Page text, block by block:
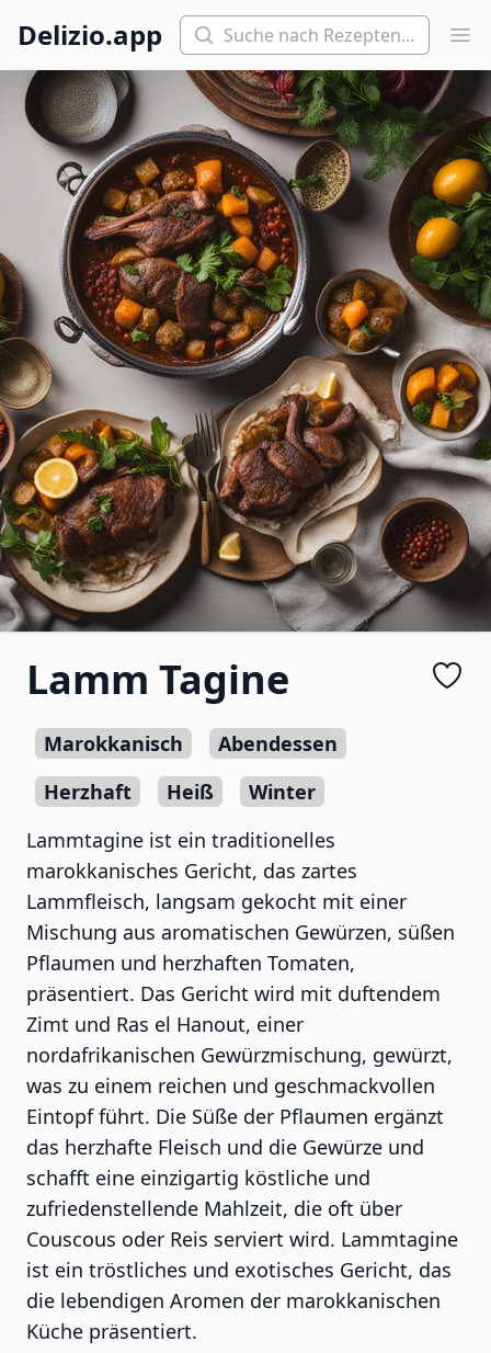
Delizio.app Suchen
Lamm Tagine
Marokkanisch
Abendessen
Herzhaft
Heiß
Winter
Lammtagine ist ein traditionelles
marokkanisches Gericht, das zartes
Lammfleisch, langsam gekocht mit einer
Mischung aus aromatischen Gewürzen, süßen
Pflaumen und herzhaften Tomaten,
präsentiert. Das Gericht wird mit duftendem
Zimt und Ras el Hanout, einer
nordafrikanischen Gewürzmischung, gewürzt,
was zu einem reichen und geschmackvollen
Eintopf führt. Die Süße der Pflaumen ergänzt
das herzhafte Fleisch und die Gewürze und
schafft eine einzigartig köstliche und
zufriedenstellende Mahlzeit, die oft über
Couscous oder Reis serviert wird. Lammtagine
ist ein tröstliches und exotisches Gericht, das
die lebendigen Aromen der marokkanischen
Küche präsentiert.